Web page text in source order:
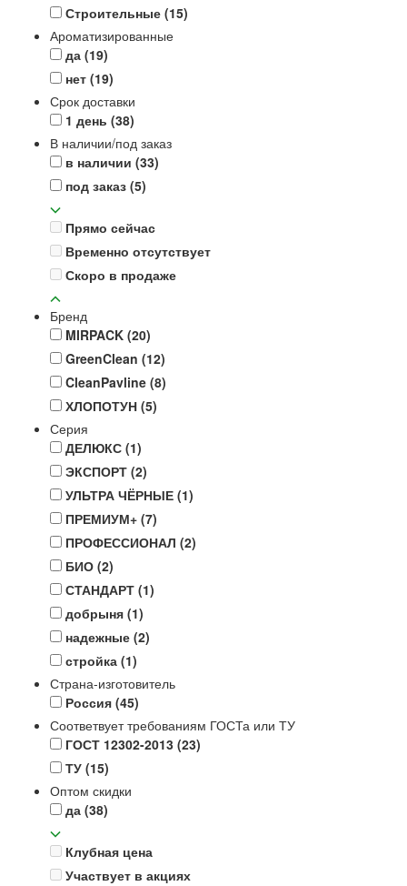
Строительные (15)
Ароматизированные
да (19)
нет (19)
Срок доставки
1 день (38)
В наличии/под заказ
в наличии (33)
под заказ (5)
Прямо сейчас
Временно отсутствует
Скоро в продаже
Бренд
MIRPACK (20)
GreenClean (12)
CleanPavline (8)
ХЛОПОТУН (5)
Серия
ДЕЛЮКС (1)
ЭКСПОРТ (2)
УЛЬТРА ЧЁРНЫЕ (1)
ПРЕМИУМ+ (7)
ПРОФЕССИОНАЛ (2)
БИО (2)
СТАНДАРТ (1)
добрыня (1)
надежные (2)
стройка (1)
Страна-изготовитель
Россия (45)
Соответвует требованиям ГОСТа или ТУ
ГОСТ 12302-2013 (23)
ТУ (15)
Оптом скидки
да (38)
Клубная цена
Участвует в акциях